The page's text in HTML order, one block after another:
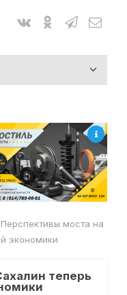
Перспективы моста на
экономики
теперь